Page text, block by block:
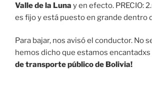
Valle de la Luna y en efecto. PRECIO:
es fijo y está puesto en grande dentro
Para bajar, nos avisó el conductor. No
hemos dicho que estamos encantadxs
de transporte público de Bolivia!